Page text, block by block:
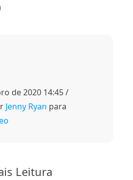
de 2020 14:45 /
Jenny Ryan para
Leitura